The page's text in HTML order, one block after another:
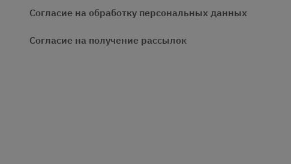
Согласие на обработку персональных данных
Согласие на получение рассылок